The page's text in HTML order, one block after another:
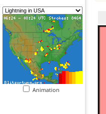
Animation